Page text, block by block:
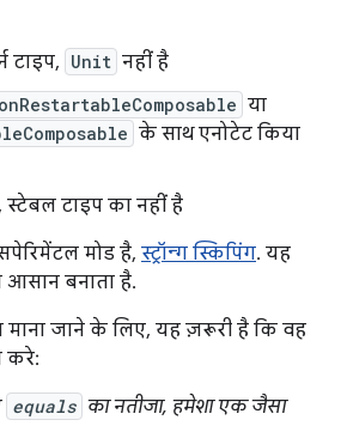
टाइप, Unit नहीं है
या
के साथ एनोटेट किया
स्टेबल टाइप का नहीं है
मोड है, स्ट्रॉन्ग स्किपिंग. यह
आसान बनाता है.
माना जाने के लिए, यह ज़रूरी है कि वह
करे:
equals का नतीजा, हमेशा एक जैसा